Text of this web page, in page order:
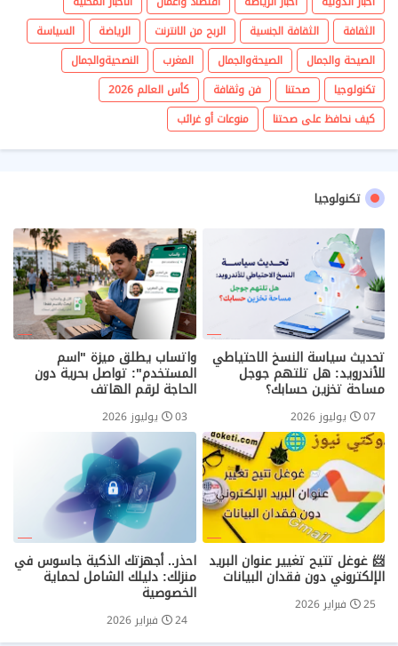
الثقافة
الثقافة الجنسية الربح من الانترنت الرياضة
السياسة
الصيحة والجمال
الصيحةوالجمال المغرب
النصحيةوالجمال
تكنولوجيا
صحتنا فن وثقافة
كأس العالم 2026
كيف نحافظ على صحتنا
منوعات أو غرائب
تكنولوجيا
تحديث سياسة النسخ الاحتياطي
للأندرويد: هل تلتهم جوجل
مساحة تخزين حسابك؟
07 يوليوز 2026
واتساب يطلق ميزة "اسم
المستخدم": تواصل بحرية دون
الحاجة لرقم الهاتف
03 يوليوز 2026
📨 غوغل تتيح تغيير عنوان البريد
الإلكتروني دون فقدان البيانات
25 فبراير 2026
احذر.. أجهزتك الذكية جاسوس في
منزلك: دليلك الشامل لحماية
الخصوصية
24 فبراير 2026